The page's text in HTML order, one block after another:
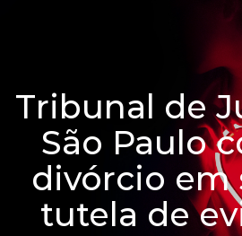
Tribunal de
São Paulo
divórcio em
tutela de